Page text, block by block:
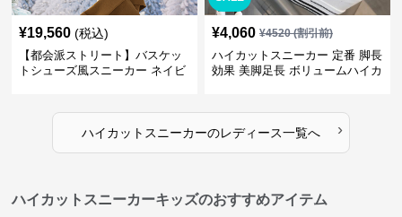
¥19,560 (税込)
【都会派ストリート】バスケッ
トシューズ風スニーカー ネイビ
¥4,060 ¥4520(割引前)
ハイカットスニーカー 定番 脚長
効果 美脚足長 ボリュームハイカ
かわいい
ハイカットスニーカーのレディース一覧へ ›
ハイカットスニーカーキッズのおすすめアイテム